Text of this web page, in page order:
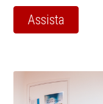
Assista